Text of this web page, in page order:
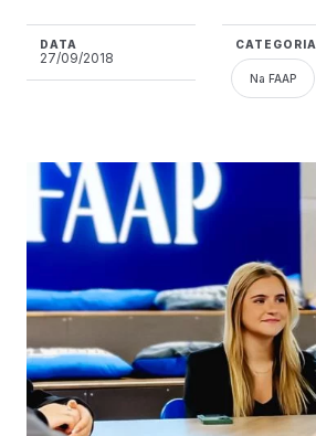
DATA
27/09/2018
CATEGORIA
Na FAAP